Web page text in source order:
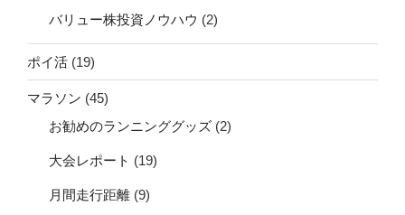
バリュー株投資ノウハウ (2)
ポイ活 (19)
マラソン (45)
お勧めのランニンググッズ (2)
大会レポート (19)
月間走行距離 (9)